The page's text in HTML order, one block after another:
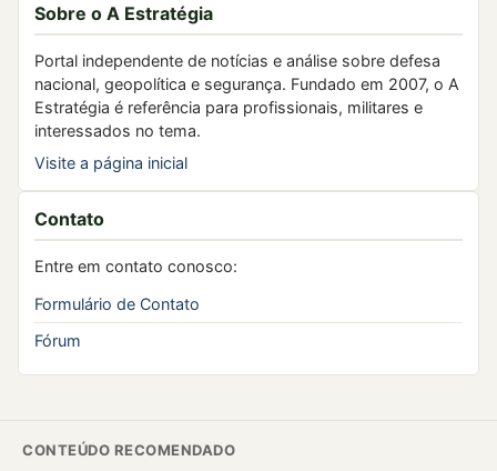
Sobre o A Estratégia
Portal independente de notícias e análise sobre defesa
nacional, geopolítica e segurança. Fundado em 2007, o A
Estratégia é referência para profissionais, militares e
interessados no tema.
Visite a página inicial
Contato
Entre em contato conosco:
Formulário de Contato
Fórum
CONTEÚDO RECOMENDADO